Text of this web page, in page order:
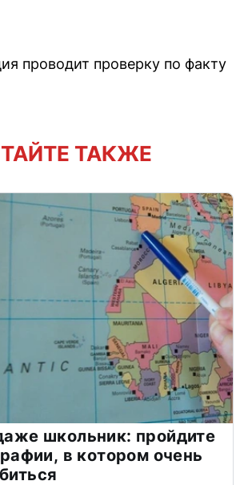
проводит проверку по факту
ТАКЖЕ
школьник: пройдите
в котором очень